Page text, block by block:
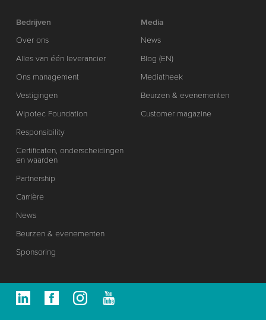
Bedrijven
Over ons
Alles van één leverancier
Ons management
Vestigingen
Wipotec Foundation
Responsibility
Certificaten, onderscheidingen
en waarden
Partnership
Carrière
News
Beurzen & evenementen
Sponsoring
Media
News
Blog (EN)
Mediatheek
Beurzen & evenementen
Customer magazine